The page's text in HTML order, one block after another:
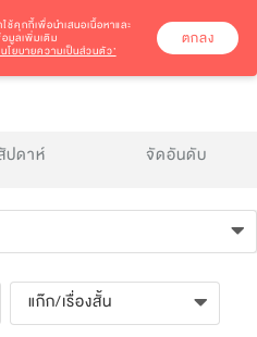
ปดาห์ จัดอันดับ
แก๊ก/เรื่องสั้น
ใช้คุกกี้เพื่อนำเสนอเนื้อหาและ
มูลเพิ่มเติม
นโยบายความเป็นส่วนตัว’
ตกลง